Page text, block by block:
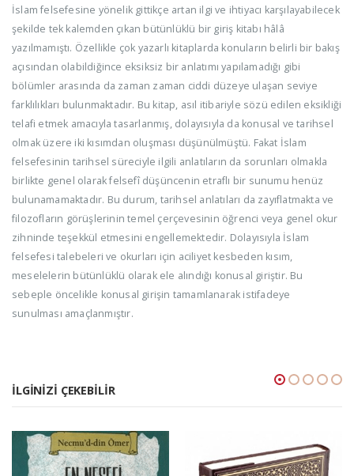
İslam felsefesine yönelik gittikçe artan ilgi ve ihtiyacı karşılayabilecek
şekilde tek kalemden çıkan bütünlüklü bir giriş kitabı hâlâ
yazılmamıştı. Özellikle çok yazarlı kitaplarda konuların belirli bir bakış
açısından olabildiğince eksiksiz bir anlatımı yapılamadığı gibi
bölümler arasında da zaman zaman ciddi düzeye ulaşan seviye
farklılıkları bulunmaktadır. Bu kitap, asıl itibariyle sözü edilen eksikliği
telafi etmek amacıyla tasarlanmış, dolayısıyla da konusal ve tarihsel
olmak üzere iki kısımdan oluşması düşünülmüştü. Fakat İslam
felsefesinin tarihsel süreciyle ilgili anlatıların da sorunları olmakla
birlikte genel olarak felsefî düşüncenin etraflı bir sunumu henüz
bulunamamaktadır. Bu durum, tarihsel anlatıları da zayıflatmakta ve
filozofların görüşlerinin temel çerçevesinin öğrenci veya genel okur
zihninde teşekkül etmesini engellemektedir. Dolayısıyla İslam
felsefesi talebeleri ve okurları için aciliyet kesbeden kısım,
meselelerin bütünlüklü olarak ele alındığı konusal giriştir. Bu
sebeple öncelikle konusal girişin tamamlanarak istifadeye
sunulması amaçlanmıştır.
İLGINIZI ÇEKEBILIR